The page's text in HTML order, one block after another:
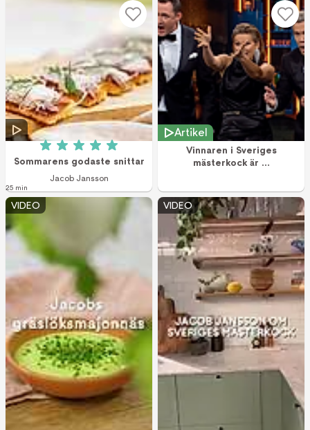
Betyg: 5 av 5 (3 röster)
Sommarens godaste snittar
Jacob Jansson
25 min
Artikel
Vinnaren i Sveriges
mästerkock är …
VIDEO VIDEO